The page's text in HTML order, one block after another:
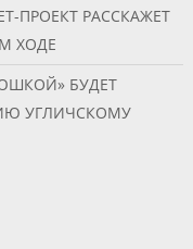
ПРОЕКТ РАССКАЖЕТ
ХОДЕ
БУДЕТ
УГЛИЧСКОМУ